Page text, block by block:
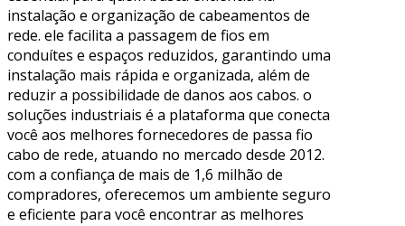
instalação e organização de cabeamentos de
rede. ele facilita a passagem de fios em
conduítes e espaços reduzidos, garantindo uma
instalação mais rápida e organizada, além de
reduzir a possibilidade de danos aos cabos. o
soluções industriais é a plataforma que conecta
você aos melhores fornecedores de passa fio
cabo de rede, atuando no mercado desde 2012.
com a confiança de mais de 1,6 milhão de
compradores, oferecemos um ambiente seguro
e eficiente para você encontrar as melhores